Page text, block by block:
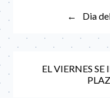
entradas
Dia
EL VIERNES